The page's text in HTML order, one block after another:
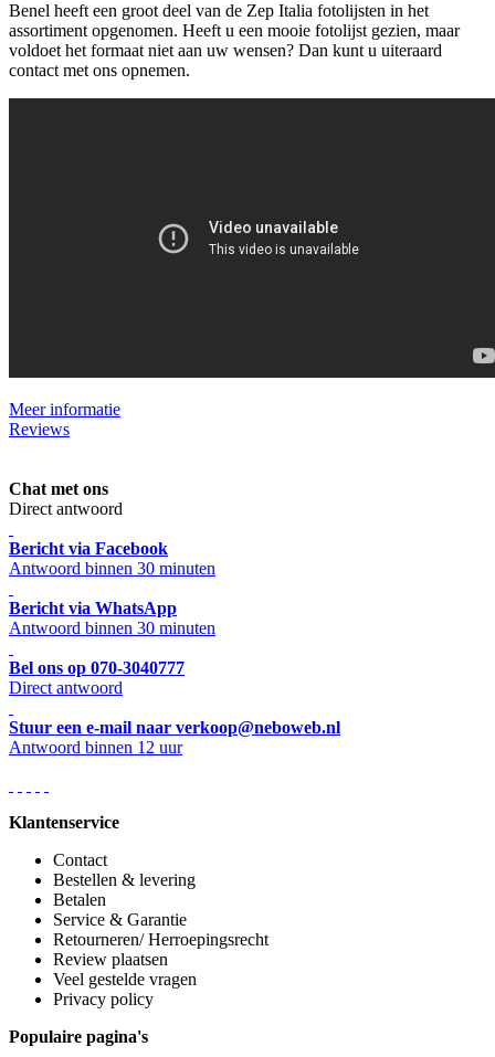
Benel heeft een groot deel van de Zep Italia fotolijsten in het
assortiment opgenomen. Heeft u een mooie fotolijst gezien, maar
voldoet het formaat niet aan uw wensen? Dan kunt u uiteraard
contact met ons opnemen.
Meer informatie
Reviews
Chat met ons
Direct antwoord
Bericht via Facebook
Antwoord binnen 30 minuten
Bericht via WhatsApp
Antwoord binnen 30 minuten
Bel ons op 070-3040777
Direct antwoord
Stuur een e-mail naar verkoop@neboweb.nl
Antwoord binnen 12 uur
Klantenservice
Contact
Bestellen & levering
Betalen
Service & Garantie
Retourneren/ Herroepingsrecht
Review plaatsen
Veel gestelde vragen
Privacy policy
Populaire pagina's